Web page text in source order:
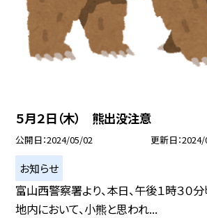
５月２日（木） 熊出没注意
公開日 2024/05/02 更新日
お知らせ
富山西警察署より、本日、午後１時３０
地内において、小熊と思われ...